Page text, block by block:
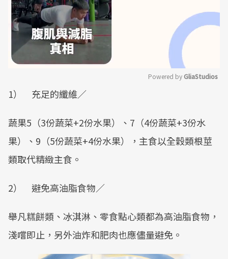
Powered by GliaStudios
1） 充足的纖維／
蔬果5（3份蔬菜+2份水果）、7（4份蔬菜+3份水
果）、9（5份蔬菜+4份水果），主食以全穀類根莖
類取代精緻主食。
2） 避免高油脂食物／
舉凡糕餅類、冰淇淋、零食點心類都為高油脂食物，
淺嚐即止，另外油炸和肥肉也應儘量避免。